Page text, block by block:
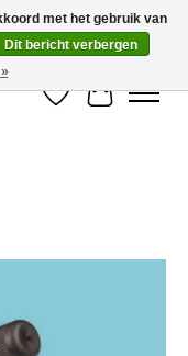
Verlanglijst
met het gebruik van
Dit bericht verbergen